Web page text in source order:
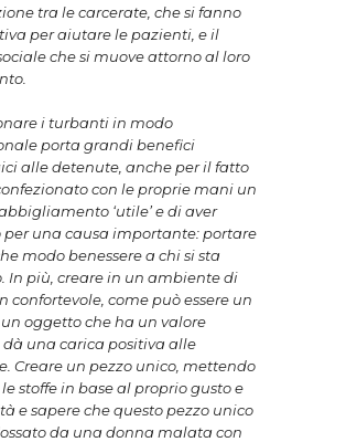
tra le carcerate, che si fanno
per aiutare le pazienti, e il
che si muove attorno al loro
i turbanti in modo
porta grandi benefici
alle detenute, anche per il fatto
con le proprie mani un
‘utile’ e di aver
per una causa importante: portare
modo benessere a chi si sta
In più, creare in un ambiente di
confortevole, come può essere un
oggetto che ha un valore
dà una carica positiva alle
Creare un pezzo unico, mettendo
stoffe in base al proprio gusto e
e sapere che questo pezzo unico
da una donna malata con